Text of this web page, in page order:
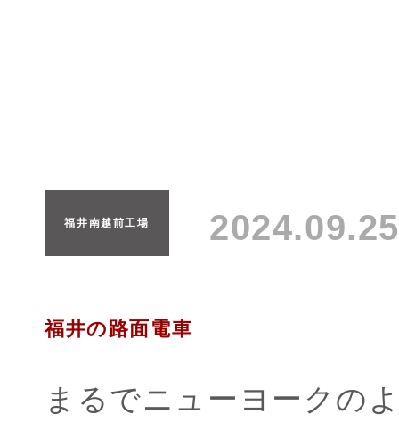
福井南越前工場
福井の路面電車
まるでニューヨークの